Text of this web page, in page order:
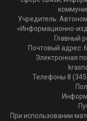
Учредитель:
«Информационно-
Главный
Почтовый адрес:
Электронная
Телефоны 8
При использовании